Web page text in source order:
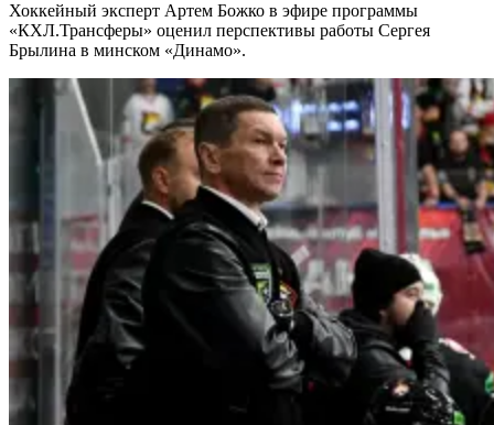
Хоккейный эксперт Артем Божко в эфире программы
«КХЛ.Трансферы» оценил перспективы работы Сергея
Брылина в минском «Динамо».